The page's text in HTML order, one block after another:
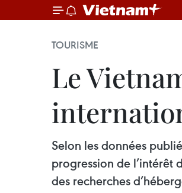
TOURISME
Le
Selon les données
progression de l’intérêt
des recherches